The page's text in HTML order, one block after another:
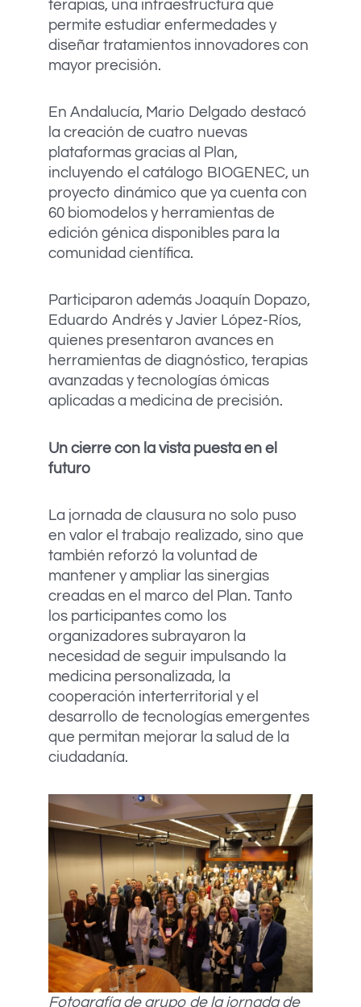
terapias, una infraestructura que
permite estudiar enfermedades y
diseñar tratamientos innovadores con
mayor precisión.
En Andalucía, Mario Delgado destacó
la creación de cuatro nuevas
plataformas gracias al Plan,
incluyendo el catálogo BIOGENEC, un
proyecto dinámico que ya cuenta con
60 biomodelos y herramientas de
edición génica disponibles para la
comunidad científica.
Participaron además Joaquín Dopazo,
Eduardo Andrés y Javier López-Ríos,
quienes presentaron avances en
herramientas de diagnóstico, terapias
avanzadas y tecnologías ómicas
aplicadas a medicina de precisión.
Un cierre con la vista puesta en el
futuro
La jornada de clausura no solo puso
en valor el trabajo realizado, sino que
también reforzó la voluntad de
mantener y ampliar las sinergias
creadas en el marco del Plan. Tanto
los participantes como los
organizadores subrayaron la
necesidad de seguir impulsando la
medicina personalizada, la
cooperación interterritorial y el
desarrollo de tecnologías emergentes
que permitan mejorar la salud de la
ciudadanía.
Fotografía de grupo de la jornada de